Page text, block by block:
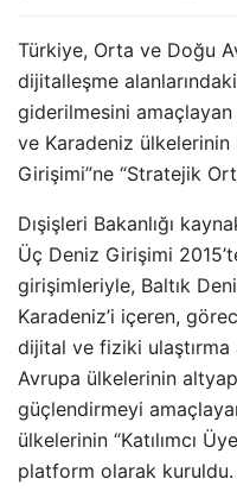
Türkiye, Orta ve Doğu
dijitalleşme
giderilmesini
ve Karadeniz ülkelerinin
Girişimi”ne “Stratejik
Dışişleri Bakanlığı
Üç Deniz Girişimi
girişimleriyle, Baltık
Karadeniz’i içeren,
dijital ve fiziki ulaştırma
Avrupa ülkelerinin
güçlendirmeyi
ülkelerinin “Katılımcı
platform olarak kuruldu.